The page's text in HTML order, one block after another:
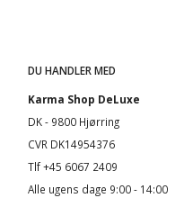
DU HANDLER MED
Karma Shop DeLuxe
DK - 9800 Hjørring
CVR DK14954376
Tlf +45 6067 2409
Alle ugens dage 9:00 - 14:00